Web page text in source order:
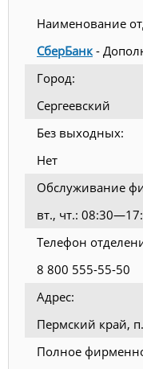
Наименование
СберБанк -
Город:
Сергеевский
Без выходных:
Нет
Обслуживание
вт., чт.:
Телефон
8 800 555-55-50
Адрес:
Пермский край,
Полное